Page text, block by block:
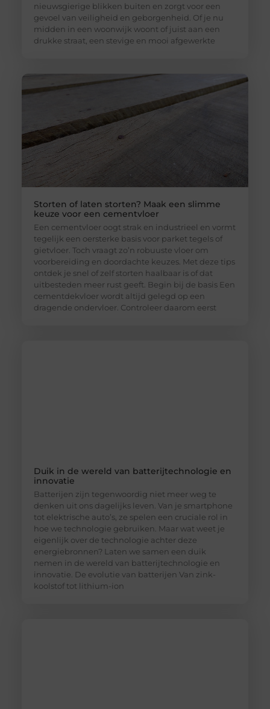
nieuwsgierige blikken buiten en zorgt voor een
gevoel van veiligheid en geborgenheid. Of je nu
midden in een woonwijk woont of juist aan een
drukke straat, een stevige en mooi afgewerkte
Storten of laten storten? Maak een slimme
keuze voor een cementvloer
Een cementvloer oogt strak en industrieel en vormt
tegelijk een oersterke basis voor parket tegels of
gietvloer. Toch vraagt zo’n robuuste vloer om
voorbereiding en doordachte keuzes. Met deze tips
ontdek je snel of zelf storten haalbaar is of dat
uitbesteden meer rust geeft. Begin bij de basis Een
cementdekvloer wordt altijd gelegd op een
dragende ondervloer. Controleer daarom eerst
Duik in de wereld van batterijtechnologie en
innovatie
Batterijen zijn tegenwoordig niet meer weg te
denken uit ons dagelijks leven. Van je smartphone
tot elektrische auto’s, ze spelen een cruciale rol in
hoe we technologie gebruiken. Maar wat weet je
eigenlijk over de technologie achter deze
energiebronnen? Laten we samen een duik
nemen in de wereld van batterijtechnologie en
innovatie. De evolutie van batterijen Van zink-
koolstof tot lithium-ion